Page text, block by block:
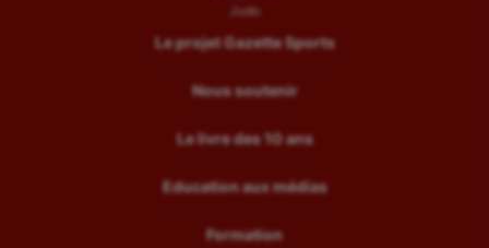
Judo
Le projet Gazette Sports
Nous soutenir
Le livre des 10 ans
Education aux médias
Formation